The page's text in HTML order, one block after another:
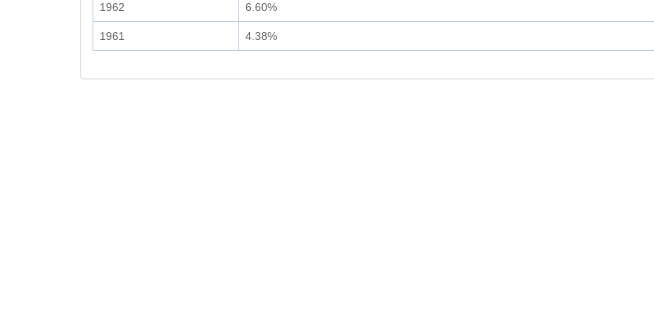
1962 6.60%
1961 4.38%